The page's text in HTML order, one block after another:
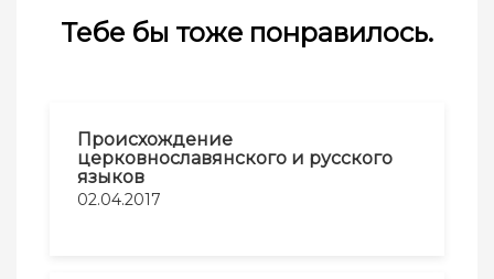
Тебе бы тоже понравилось.
Происхождение
церковнославянского и русского
языков
02.04.2017